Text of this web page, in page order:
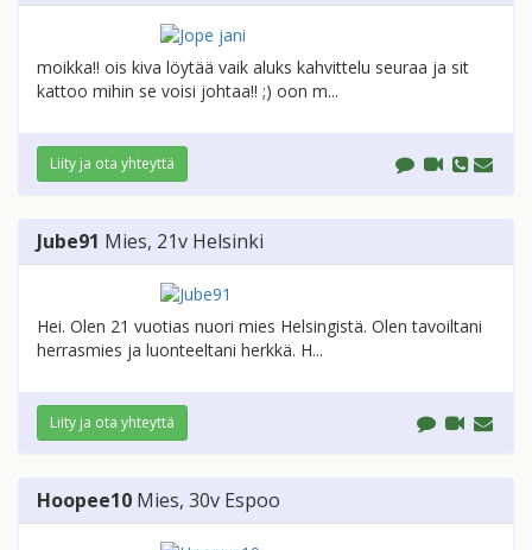
moikka!! ois kiva löytää vaik aluks kahvittelu seuraa ja sit
kattoo mihin se voisi johtaa!! ;) oon m...
Liity ja ota yhteyttä
Jube91 Mies, 21v Helsinki
Hei. Olen 21 vuotias nuori mies Helsingistä. Olen tavoiltani
herrasmies ja luonteeltani herkkä. H...
Liity ja ota yhteyttä
Hoopee10 Mies, 30v Espoo